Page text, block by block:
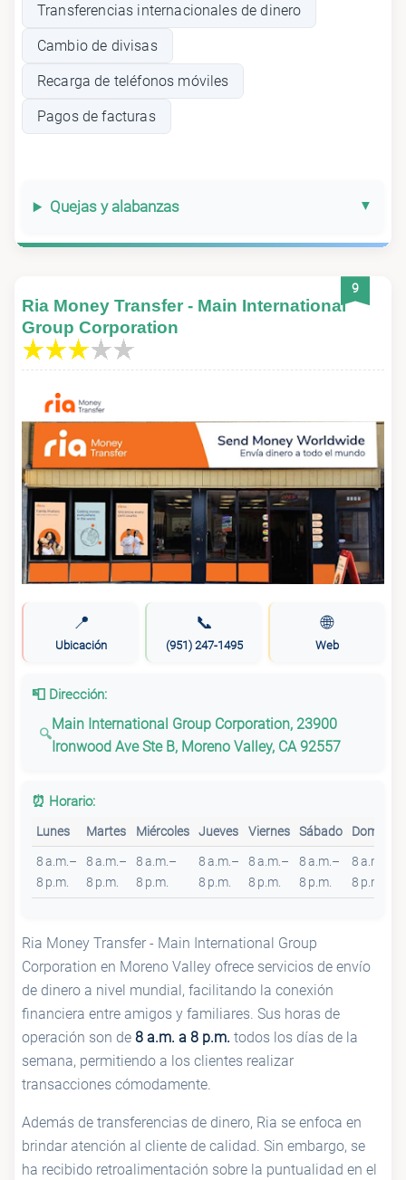
Transferencias internacionales de dinero
Cambio de divisas
Recarga de teléfonos móviles
Pagos de facturas
Quejas y alabanzas
9
Ria Money Transfer - Main International
Group Corporation
📍
Ubicación
📞
(951) 247-1495
🌐
Web
📮 Dirección:
Main International Group Corporation, 23900
Ironwood Ave Ste B, Moreno Valley, CA 92557
⏰ Horario:
Lunes Martes Miércoles Jueves Viernes Sábado Domingo
8 a.m.–
8 p.m.
8 a.m.–
8 p.m.
8 a.m.–
8 p.m.
8 a.m.–
8 p.m.
8 a.m.–
8 p.m.
8 a.m.–
8 p.m.
8 a.m.–
8 p.m.
Ria Money Transfer - Main International Group
Corporation en Moreno Valley ofrece servicios de envío
de dinero a nivel mundial, facilitando la conexión
financiera entre amigos y familiares. Sus horas de
operación son de 8 a.m. a 8 p.m. todos los días de la
semana, permitiendo a los clientes realizar
transacciones cómodamente.
Además de transferencias de dinero, Ria se enfoca en
brindar atención al cliente de calidad. Sin embargo, se
ha recibido retroalimentación sobre la puntualidad en el